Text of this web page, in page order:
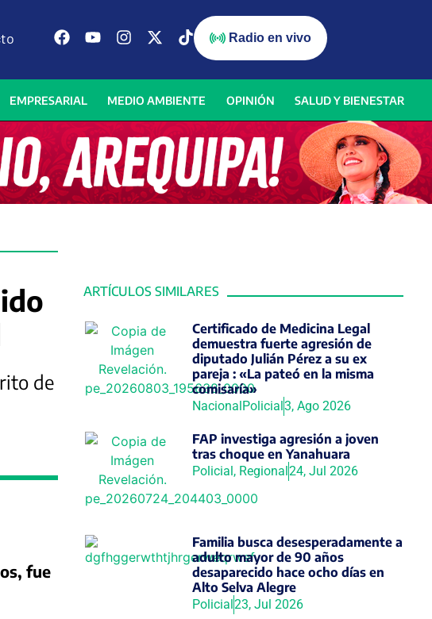
Radio en vivo
EMPRESARIAL MEDIO AMBIENTE OPINIÓN SALUD Y BIENESTAR
ARTÍCULOS SIMILARES
Certificado de Medicina Legal
demuestra fuerte agresión de
diputado Julián Pérez a su ex
pareja : «La pateó en la misma
comisaría»
NacionalPolicial3, Ago 2026
FAP investiga agresión a joven
tras choque en Yanahuara
Policial, Regional24, Jul 2026
Familia busca desesperadamente a
adulto mayor de 90 años
desaparecido hace ocho días en
Alto Selva Alegre
Policial23, Jul 2026
de
fue